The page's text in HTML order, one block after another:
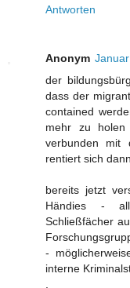
Antworten
Anonym
der
dass der
contained
mehr zu
verbunden mit
rentiert sich
bereits jetzt
Händies -
Schließfächer
-
interne